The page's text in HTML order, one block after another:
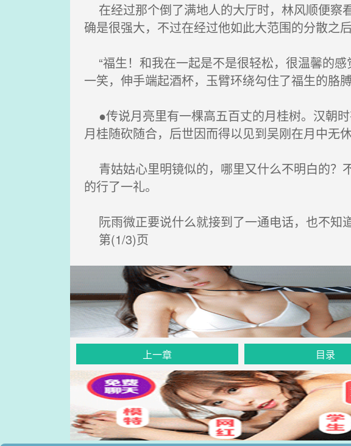
在经过那个倒了满地人的大厅时，林风顺便察
确是很强大，不过在经过他如此大范围的分散之
“福生！和我在一起是不是很轻松，很温馨的
一笑，伸手端起酒杯，玉臂环绕勾住了福生的胳
●传说月亮里有一棵高五百丈的月桂树。汉朝
月桂随砍随合，后世因而得以见到吴刚在月中无
青姑姑心里明镜似的，哪里又什么不明白的？
的行了一礼。
阮雨微正要说什么就接到了一通电话，也不知
第(1/3)页
上一章 目录